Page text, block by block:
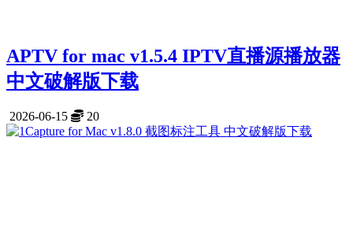
APTV for mac v1.5.4 IPTV直播源播放器
中文破解版下载
2026-06-15 20